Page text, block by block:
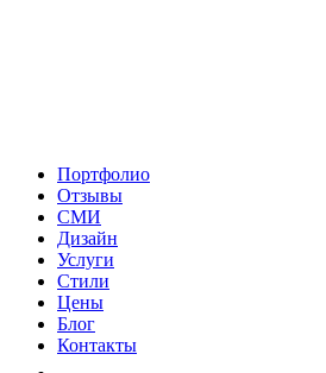
Портфолио
Отзывы
СМИ
Дизайн
Услуги
Стили
Цены
Блог
Контакты